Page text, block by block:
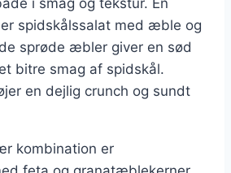
spidskålssalat med æble og
sprøde æbler giver en sød
bitre smag af spidskål.
en dejlig crunch og sundt
kombination er